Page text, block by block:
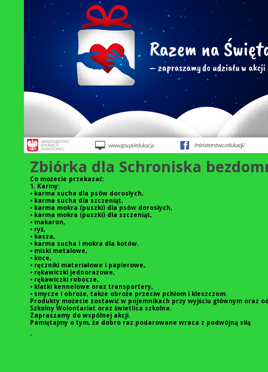
Zbiórka dla Schroniska
Co możecie przekazać:
1. Karmy:
• karma sucha dla psów dorosłych,
• karma sucha dla szczeniąt,
• karma mokra (puszki) dla psów dorosłych,
• karma mokra (puszki) dla szczeniąt,
• makaron,
• ryż,
• kasza,
• karma sucha i mokra dla kotów.
• miski metalowe,
• koce,
• ręczniki materiałowe i papierowe,
• rękawiczki jednorazowe,
• rękawiczki robocze,
• klatki kennelowe oraz transportery,
• smycze i obroże, także obroże przeciw pchłom i kleszczom.
Produkty możecie zostawić w pojemnikach przy wyjściu głównym oraz
Szkolny Wolontariat oraz świetlica szkolna.
Zapraszamy do wspólnej akcji.
Pamiętajmy o tym, że dobro raz podarowane wraca z podwójną siłą
.